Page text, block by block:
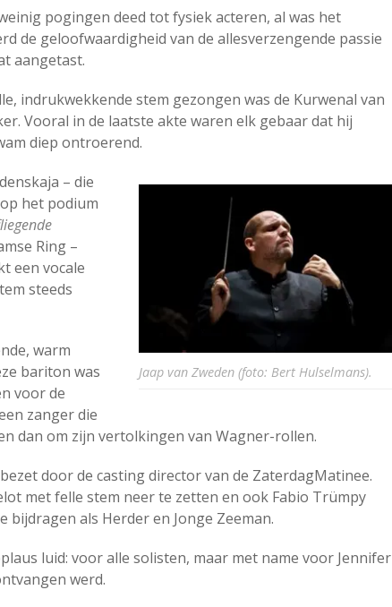
pogingen deed tot fysiek acteren, al was het
de geloofwaardigheid van de allesverzengende passie
aangetast.
indrukwekkende stem gezongen was de Kurwenal van
Vooral in de laatste akte waren elk gebaar dat hij
diep ontroerend.
Jaap van Zweden (foto: Bert Hulselmans).
– die
het podium
Ring –
een vocale
steeds
warm
bariton was
voor de
zanger die
dan om zijn vertolkingen van Wagner-rollen.
door de casting director van de ZaterdagMatinee.
met felle stem neer te zetten en ook Fabio Trümpy
als Herder en Jonge Zeeman.
luid: voor alle solisten, maar met name voor Jennifer
werd.